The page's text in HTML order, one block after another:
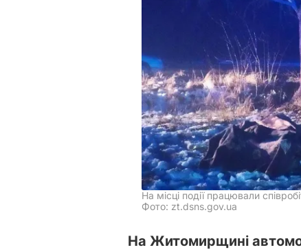
На місці події працювали
Фото: zt.dsns.gov.ua
На Житомирщині